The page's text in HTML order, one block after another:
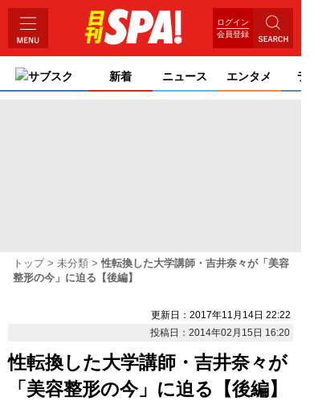
ログイン
会員登録
サブスク 新着 ニュース エンタメ ライ
トップ 未分類
性転換した大学講師・吉井奈々が「美容
整形の今」に迫る【後編】
更新日：2017年11月14日 22:22
投稿日：2014年02月15日 16:20
性転換した大学講師・吉井奈々が
「美容整形の今」に迫る【後編】